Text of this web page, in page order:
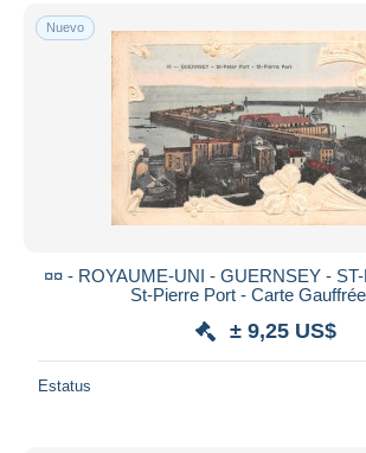
Nuevo
¤¤ - ROYAUME-UNI - GUERNSEY -
St-Pierre Port - Carte
± 9,25 US$
Estatus